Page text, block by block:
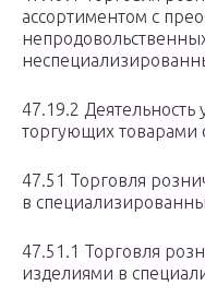
ассортиментом с
47.19.2
торгующих товарами
47.51 Торговля
в
47.51.1 Торговля
изделиями в